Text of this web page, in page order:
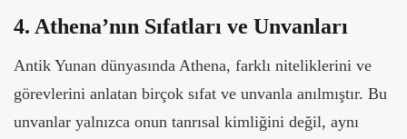
4. Athena’nın Sıfatları ve Unvanları
Antik Yunan dünyasında Athena, farklı niteliklerini ve
görevlerini anlatan birçok sıfat ve unvanla anılmıştır. Bu
unvanlar yalnızca onun tanrısal kimliğini değil, aynı